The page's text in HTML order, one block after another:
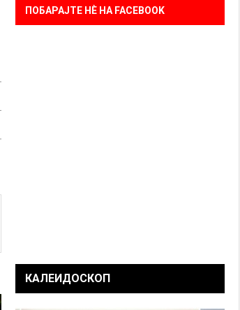
ПОБАРАЈТЕ НÈ НА FACEBOOK
КАЛЕИДОСКОП